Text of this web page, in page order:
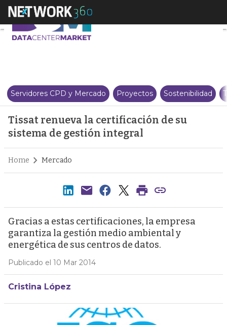
Tissat renueva la certificación
Servidores CPD y Mercado Proyectos Sostenibilidad
Tissat renueva la certificación de su
sistema de gestión integral
Home Mercado
Gracias a estas certificaciones, la empresa
garantiza la gestión medio ambiental y
energética de sus centros de datos.
Publicado el 10 Mar 2014
Cristina López